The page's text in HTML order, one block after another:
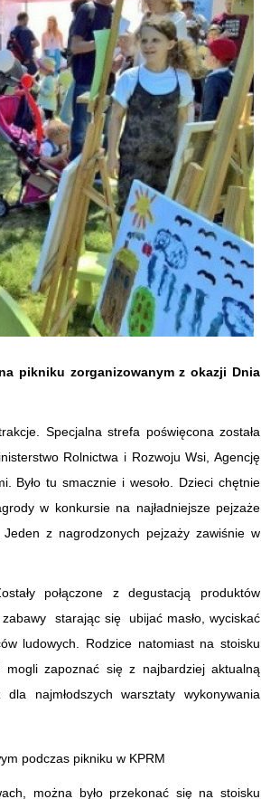
pikniku zorganizowanym z okazji Dnia
Specjalna strefa poświęcona została
Rolnictwa i Rozwoju Wsi, Agencję
Było tu smacznie i wesoło. Dzieci chętnie
w konkursie na najładniejsze pejzaże
z nagrodzonych pejzaży zawiśnie w
połączone z degustacją produktów
starając się ubijać masło, wyciskać
ludowych. Rodzice natomiast na stoisku
mogli zapoznać się z najbardziej aktualną
najmłodszych warsztaty wykonywania
podczas pikniku w KPRM
można było przekonać się na stoisku